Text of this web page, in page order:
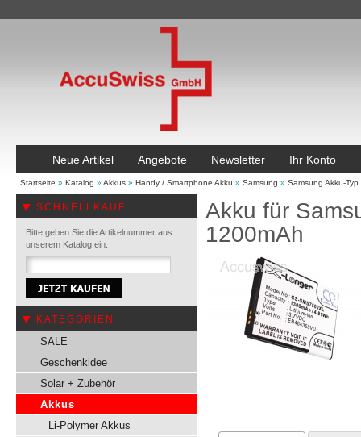
Neue Artikel Angebote Newsletter Ihr Konto
Startseite » Katalog » Akkus » Handy / Smartphone Akku » Samsung » Samsung Akku-Typ
SCHNELLKAUF
Bitte geben Sie die Artikelnummer aus
unserem Katalog ein.
KATEGORIEN
SALE
Geschenkidee
Solar + Zubehör
Akkus
Li-Polymer Akkus
Akku für
1200mAh